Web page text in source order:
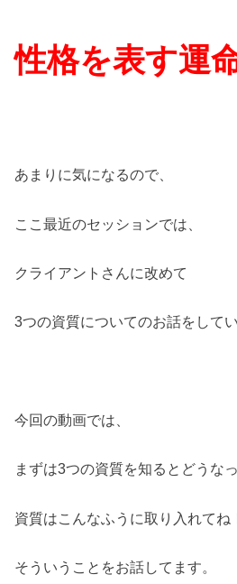
性格を表す運命
あまりに気になるので、
ここ最近のセッションでは、
クライアントさんに改めて
3つの資質についてのお話をして
今回の動画では、
まずは3つの資質を知るとどうな
資質はこんなふうに取り入れてね
そういうことをお話してます。